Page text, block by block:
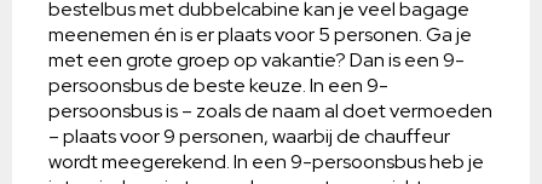
bestelbus met dubbelcabine kan je veel bagage
meenemen én is er plaats voor 5 personen. Ga je
met een grote groep op vakantie? Dan is een 9-
persoonsbus de beste keuze. In een 9-
persoonsbus is – zoals de naam al doet vermoeden
– plaats voor 9 personen, waarbij de chauffeur
wordt meegerekend. In een 9-persoonsbus heb je